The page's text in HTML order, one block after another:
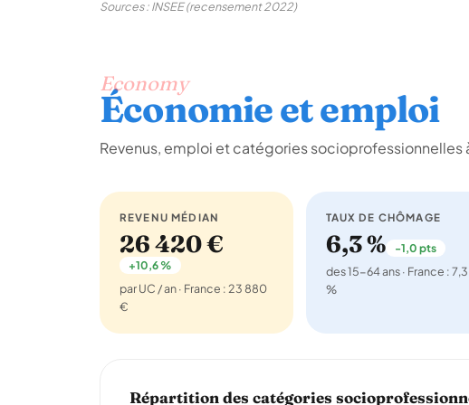
Sources : INSEE (recensement 2022)
Economy
Économie et emploi
Revenus, emploi et catégories socioprofessionnelles
REVENU MÉDIAN
26 420 €
+10,6 %
par UC / an · France : 23 880
€
TAUX DE CHÔMAGE
6,3 % -1,0 pts
des 15-64 ans · France : 7,3
%
Répartition des catégories